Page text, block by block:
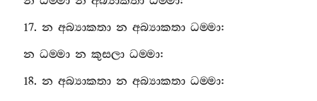
17. න අබ්‍යාකතා න අබ්‍යාකතා ධම‍්මා:
න ධම‍්මා න කුසලා ධම‍්මා:
18. න අබ්‍යාකතා න අබ්‍යාකතා ධම‍්මා: